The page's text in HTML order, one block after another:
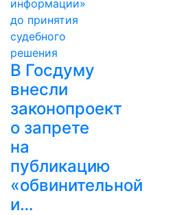
В Госдуму
внесли
законопроект
о запрете
на
публикацию
«обвинительной
и…